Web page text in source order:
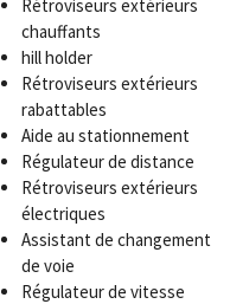
Rétroviseurs extérieurs
chauffants
hill holder
Rétroviseurs extérieurs
rabattables
Aide au stationnement
Régulateur de distance
Rétroviseurs extérieurs
électriques
Assistant de changement
de voie
Régulateur de vitesse